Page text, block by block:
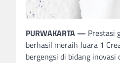
PURWAKARTA — Prestasi
berhasil meraih Juara 1
bergengsi di bidang